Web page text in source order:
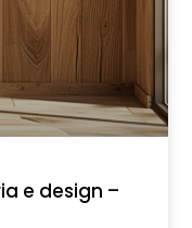
e design –